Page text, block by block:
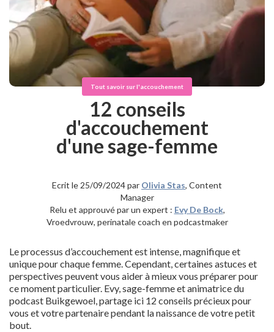
Tout savoir sur l'accouchement
12 conseils
d'accouchement
d'une sage-femme
Ecrit le 25/09/2024 par Olivia Stas, Content
Manager
Relu et approuvé par un expert : Evy De Bock,
Vroedvrouw, perinatale coach en podcastmaker
Le processus d’accouchement est intense, magnifique et
unique pour chaque femme. Cependant, certaines astuces et
perspectives peuvent vous aider à mieux vous préparer pour
ce moment particulier. Evy, sage-femme et animatrice du
podcast Buikgewoel, partage ici 12 conseils précieux pour
vous et votre partenaire pendant la naissance de votre petit
bout.